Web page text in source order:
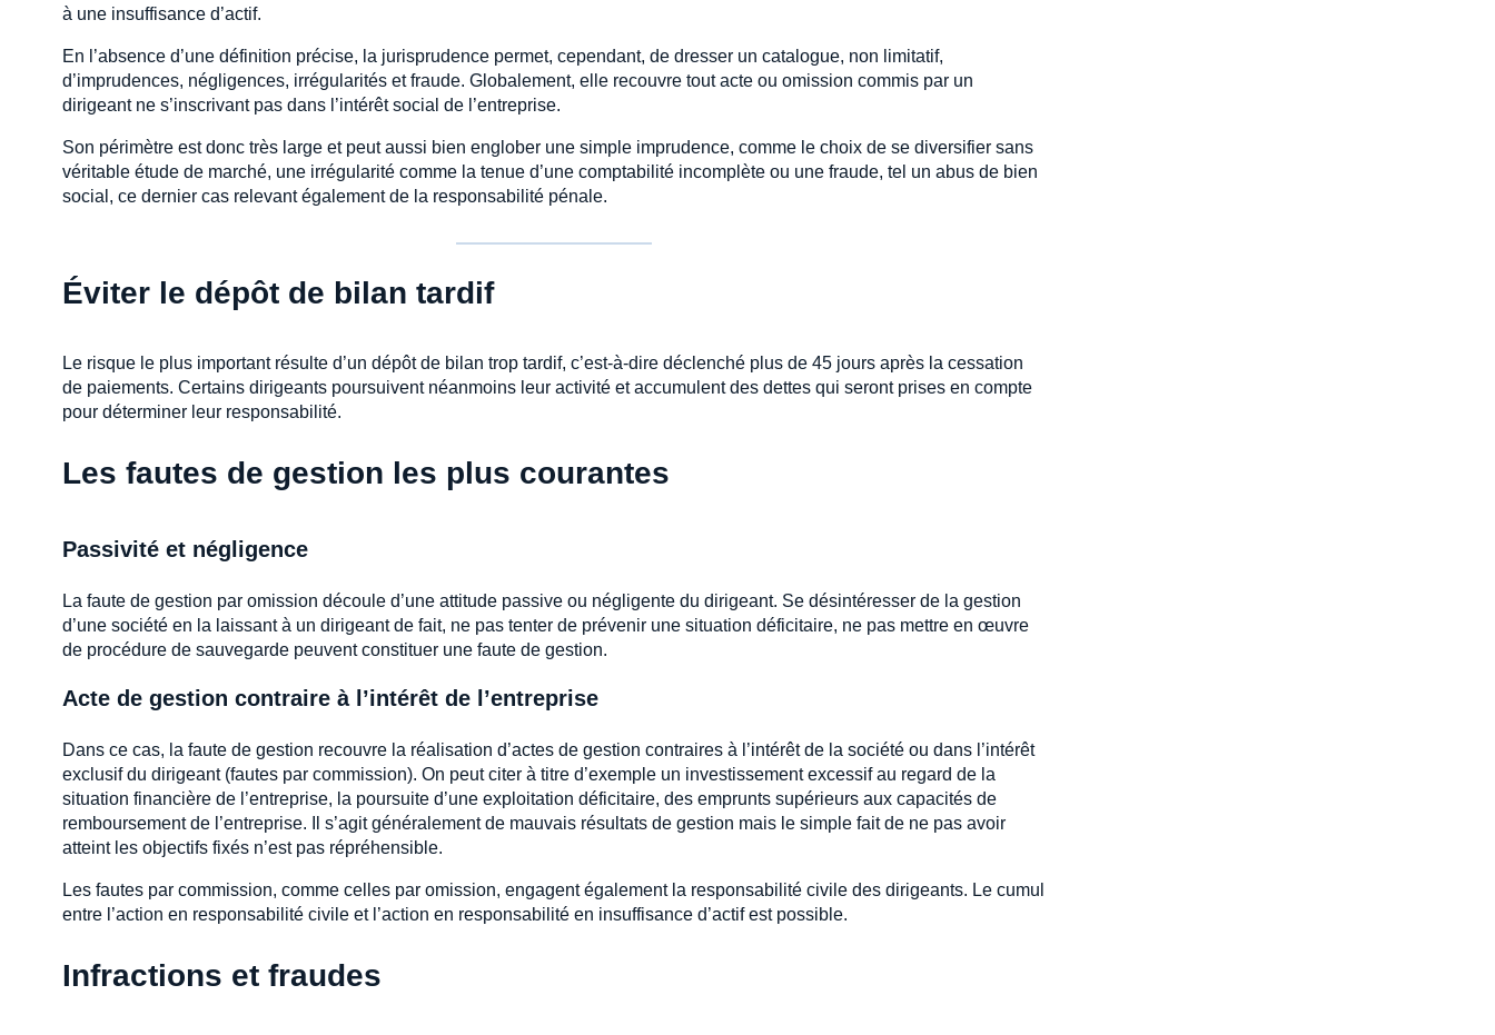
à une insuffisance d’actif.
En l’absence d’une définition précise, la jurisprudence permet, cependant, de dresser un catalogue, non limitatif,
d’imprudences, négligences, irrégularités et fraude. Globalement, elle recouvre tout acte ou omission commis par un
dirigeant ne s’inscrivant pas dans l’intérêt social de l’entreprise.
Son périmètre est donc très large et peut aussi bien englober une simple imprudence, comme le choix de se diversifier sans
véritable étude de marché, une irrégularité comme la tenue d’une comptabilité incomplète ou une fraude, tel un abus de bien
social, ce dernier cas relevant également de la responsabilité pénale.
Éviter le dépôt de bilan tardif
Le risque le plus important résulte d’un dépôt de bilan trop tardif, c’est-à-dire déclenché plus de 45 jours après la cessation
de paiements. Certains dirigeants poursuivent néanmoins leur activité et accumulent des dettes qui seront prises en compte
pour déterminer leur responsabilité.
Les fautes de gestion les plus courantes
Passivité et négligence
La faute de gestion par omission découle d’une attitude passive ou négligente du dirigeant. Se désintéresser de la gestion
d’une société en la laissant à un dirigeant de fait, ne pas tenter de prévenir une situation déficitaire, ne pas mettre en œuvre
de procédure de sauvegarde peuvent constituer une faute de gestion.
Acte de gestion contraire à l’intérêt de l’entreprise
Dans ce cas, la faute de gestion recouvre la réalisation d’actes de gestion contraires à l’intérêt de la société ou dans l’intérêt
exclusif du dirigeant (fautes par commission). On peut citer à titre d’exemple un investissement excessif au regard de la
situation financière de l’entreprise, la poursuite d’une exploitation déficitaire, des emprunts supérieurs aux capacités de
remboursement de l’entreprise. Il s’agit généralement de mauvais résultats de gestion mais le simple fait de ne pas avoir
atteint les objectifs fixés n’est pas répréhensible.
Les fautes par commission, comme celles par omission, engagent également la responsabilité civile des dirigeants. Le cumul
entre l’action en responsabilité civile et l’action en responsabilité en insuffisance d’actif est possible.
Infractions et fraudes